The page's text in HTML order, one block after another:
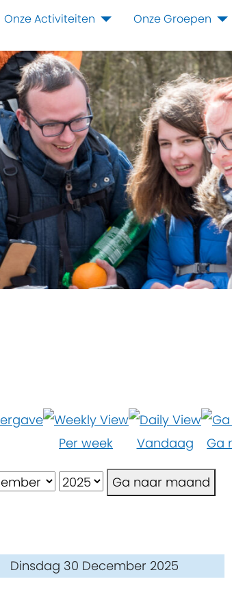
Onze Activiteiten Onze Groepen
Per week Vandaag Ga
Ga naar maand
Dinsdag 30 December 2025